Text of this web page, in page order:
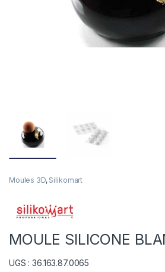
Moules 3D, Silikomart
MOULE SILICONE
UGS : 36.163.87.0065